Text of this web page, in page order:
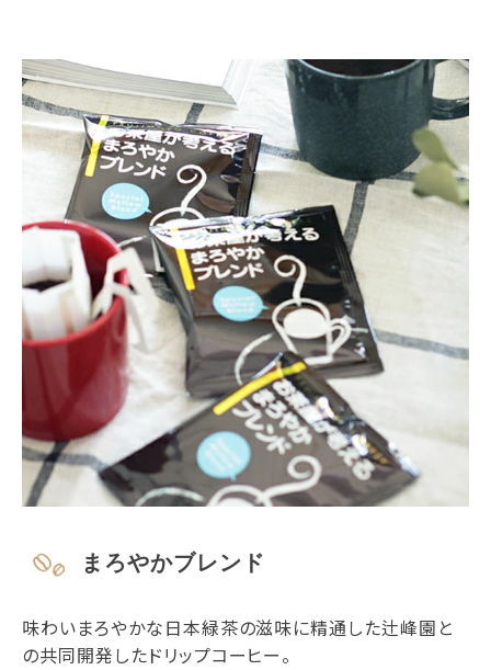
まろやかブレンド
味わいまろやかな日本緑茶の滋味に精通した辻峰園と
の共同開発したドリップコーヒー。